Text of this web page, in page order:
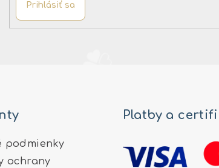
Prihlásiť sa
podmienky
ochrany
Platby a